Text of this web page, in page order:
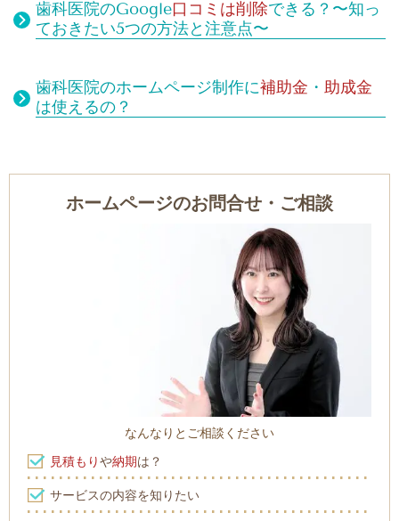
歯科医院のGoogle口コミは削除できる？ 〜知っ
ておきたい5つの方法と注意点〜
歯科医院のホームページ制作に補助金 ・ 助成金
は使えるの？
ホームページのお問合せ・ご相談
なんなりとご相談ください
見積もりや納期は？
サービスの内容を知りたい